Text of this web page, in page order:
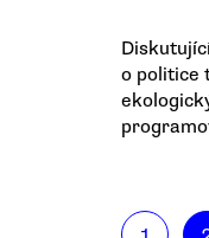
o politice